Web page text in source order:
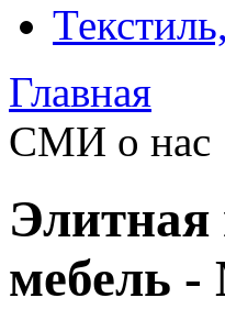
Главная
СМИ о нас
Элитная
мебель